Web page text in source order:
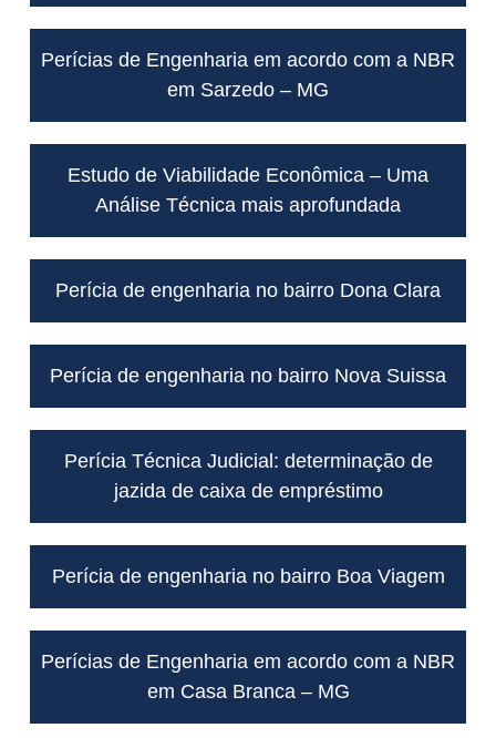
Perícias de Engenharia em acordo com a NBR
em Sarzedo – MG
Estudo de Viabilidade Econômica – Uma
Análise Técnica mais aprofundada
Perícia de engenharia no bairro Dona Clara
Perícia de engenharia no bairro Nova Suissa
Perícia Técnica Judicial: determinação de
jazida de caixa de empréstimo
Perícia de engenharia no bairro Boa Viagem
Perícias de Engenharia em acordo com a NBR
em Casa Branca – MG